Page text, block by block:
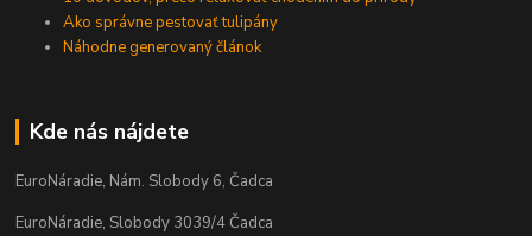
Ako správne pestovať tulipány
Náhodne generovaný článok
Kde nás nájdete
EuroNáradie, Nám. Slobody 6, Čadca
EuroNáradie, Slobody 3039/4 Čadca